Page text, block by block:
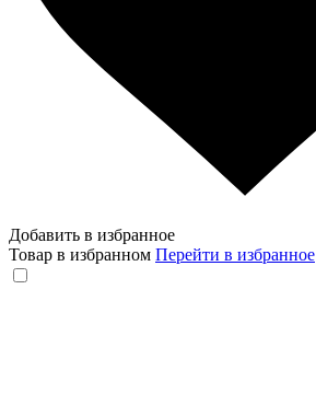
Добавить в избранное
Товар в избранном Перейти в избранное